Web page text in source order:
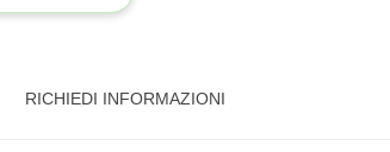
RICHIEDI INFORMAZIONI